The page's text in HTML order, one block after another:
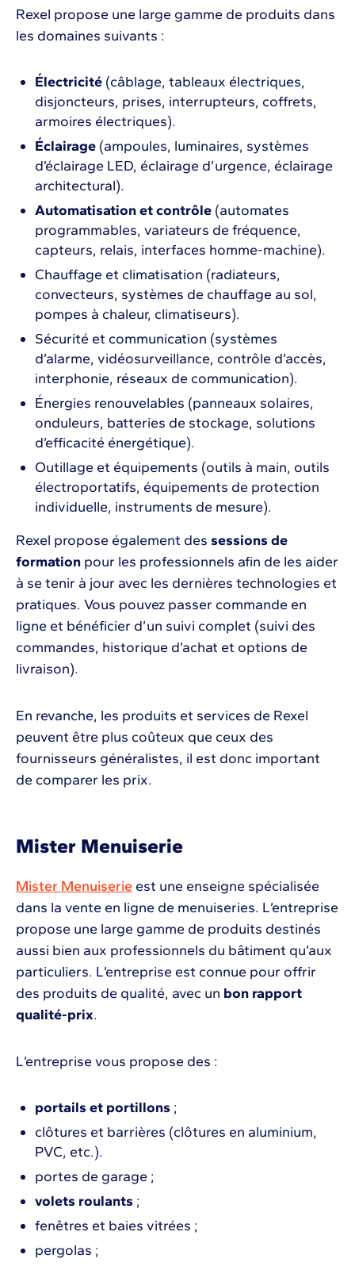
Rexel propose une large gamme de produits dans
les domaines suivants :
Électricité (câblage, tableaux électriques,
disjoncteurs, prises, interrupteurs, coffrets,
armoires électriques).
Éclairage (ampoules, luminaires, systèmes
d’éclairage LED, éclairage d’urgence, éclairage
architectural).
Automatisation et contrôle (automates
programmables, variateurs de fréquence,
capteurs, relais, interfaces homme-machine).
Chauffage et climatisation (radiateurs,
convecteurs, systèmes de chauffage au sol,
pompes à chaleur, climatiseurs).
Sécurité et communication (systèmes
d’alarme, vidéosurveillance, contrôle d’accès,
interphonie, réseaux de communication).
Énergies renouvelables (panneaux solaires,
onduleurs, batteries de stockage, solutions
d’efficacité énergétique).
Outillage et équipements (outils à main, outils
électroportatifs, équipements de protection
individuelle, instruments de mesure).
Rexel propose également des sessions de
formation pour les professionnels afin de les aider
à se tenir à jour avec les dernières technologies et
pratiques. Vous pouvez passer commande en
ligne et bénéficier d’un suivi complet (suivi des
commandes, historique d’achat et options de
livraison).
En revanche, les produits et services de Rexel
peuvent être plus coûteux que ceux des
fournisseurs généralistes, il est donc important
de comparer les prix.
Mister Menuiserie
Mister Menuiserie est une enseigne spécialisée
dans la vente en ligne de menuiseries. L’entreprise
propose une large gamme de produits destinés
aussi bien aux professionnels du bâtiment qu’aux
particuliers. L’entreprise est connue pour offrir
des produits de qualité, avec un bon rapport
qualité-prix.
L’entreprise vous propose des :
portails et portillons ;
clôtures et barrières (clôtures en aluminium,
PVC, etc.).
portes de garage ;
volets roulants ;
fenêtres et baies vitrées ;
pergolas ;